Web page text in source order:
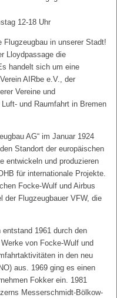
12-18 Uhr
Flugzeugbau in unserer Stadt!
Lloydpassage die
handelt sich um eine
AIRbe e.V., der
Vereine und
und Raumfahrt in Bremen
AG“ im Januar 1924
Standort der europäischen
entwickeln und produzieren
für internationale Projekte.
Focke-Wulf und Airbus
der Flugzeugbauer VFW, die
entstand 1961 durch den
von Focke-Wulf und
in den neu
aus. 1969 ging es einen
Fokker ein. 1981
Messerschmidt-Bölkow-